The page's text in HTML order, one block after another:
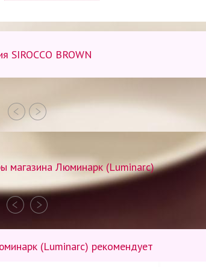
SIROCCO BROWN
магазина Люминарк (Luminarc)
(Luminarc) рекомендует